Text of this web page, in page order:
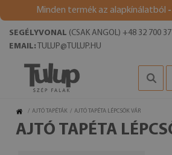
Minden termék az alapkínálatból
SEGÉLYVONAL (CSAK ANGOL) +48 32 700
EMAIL: TULUP@TULUP.HU
/ AJTÓ TAPÉTÁK / AJTÓ TAPÉTA LÉPCSŐK VÁR
AJTÓ TAPÉTA